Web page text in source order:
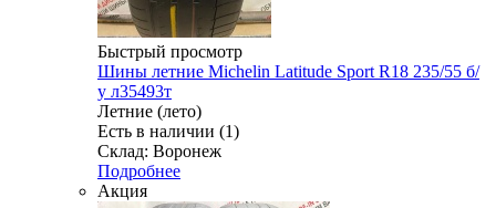
Быстрый просмотр
Шины летние Michelin Latitude Sport R18 235/55 б/
у л35493т
Летние (лето)
Есть в наличии (1)
Склад: Воронеж
Подробнее
Акция